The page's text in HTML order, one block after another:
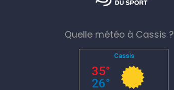
Quelle météo à Cassis ?